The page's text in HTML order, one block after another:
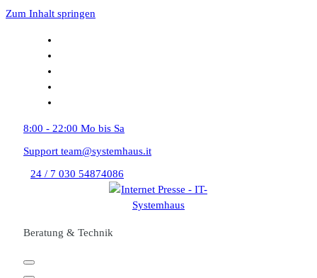
Zum Inhalt springen
8:00 - 22:00 Mo bis Sa
Support team@systemhaus.it
24 / 7 030 54874086
Beratung & Technik